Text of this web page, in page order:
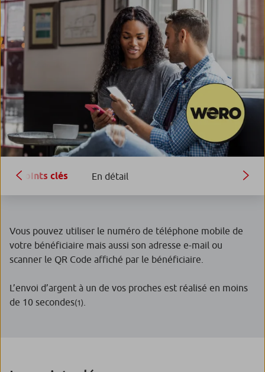
Points clés En détail
Vous pouvez utiliser le numéro de téléphone mobile de
votre bénéficiaire mais aussi son adresse e-mail ou
scanner le QR Code affiché par le bénéficiaire.
L’envoi d’argent à un de vos proches est réalisé en moins
de 10 secondes(1)